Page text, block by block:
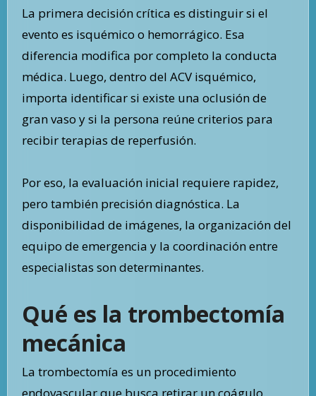
La primera decisión crítica es distinguir si el
evento es isquémico o hemorrágico. Esa
diferencia modifica por completo la conducta
médica. Luego, dentro del ACV isquémico,
importa identificar si existe una oclusión de
gran vaso y si la persona reúne criterios para
recibir terapias de reperfusión.
Por eso, la evaluación inicial requiere rapidez,
pero también precisión diagnóstica. La
disponibilidad de imágenes, la organización del
equipo de emergencia y la coordinación entre
especialistas son determinantes.
Qué es la trombectomía
mecánica
La trombectomía es un procedimiento